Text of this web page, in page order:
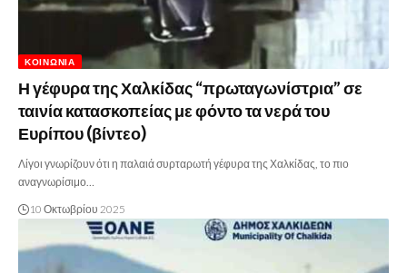
ΚΟΙΝΩΝΊΑ
Η γέφυρα της Χαλκίδας “πρωταγωνίστρια” σε
ταινία κατασκοπείας με φόντο τα νερά του
Ευρίπου (βίντεο)
Λίγοι γνωρίζουν ότι η παλαιά συρταρωτή γέφυρα της Χαλκίδας, το πιο
αναγνωρίσιμο…
10 Οκτωβρίου 2025